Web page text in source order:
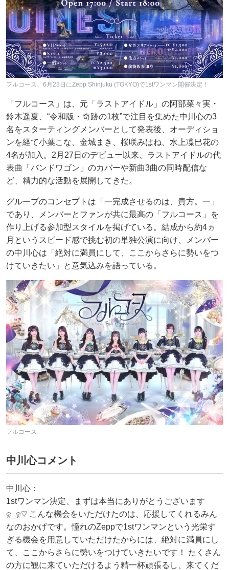
フルコース、6月23日にZepp Shinjuku (TOKYO)で1stワンマン開催決定！
「フルコース」は、元「ラストアイドル」の阿部菜々実・
鈴木遥夏、“令和版・奇跡の1枚”で注目を集めた中川心の3
名をスターティングメンバーとして発表後、オーディショ
ンを経て小葉こな、金城まき、桜咲みはね、水上凜巳花の
4名が加入。2月27日のデビュー以来、ラストアイドルの代
表曲「バンドワゴン」のカバーや新曲3曲の同時配信な
ど、精力的な活動を展開してきた。
グループのコンセプトは「一完成させるのは、貴方。一」
であり、メンバーとファンが共に最高の「フルコース」を
作り上げる参加型スタイルを掲げている。結成から約4ヵ
月というスピード感で挑む初の単独公演に向け、メンバー
の中川心は「絶対に満員にして、ここからさらに勢いをつ
けていきたい」と意気込みを語っている。
フルコース
中川心コメント
中川心：
1stワンマン決定、まずは本当にありがとうございます
ඉ_ඉ♡ こんな機会をいただけたのは、応援してくれるみん
なのおかげです。憧れのZeppで1stワンマンという光栄す
ぎる機会を用意していただけたからには、絶対に満員にし
て、ここからさらに勢いをつけていきたいです！ たくさん
の方に観に来ていただけるよう精一杯頑張るし、来てくだ